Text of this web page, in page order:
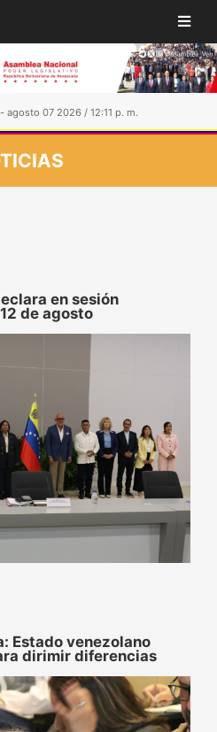
agosto 07 2026 / 12:11 p. m.
en sesión
de agosto
Estado venezolano
dirimir diferencias